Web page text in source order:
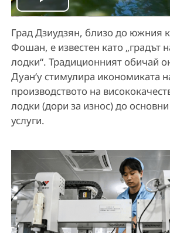
P
l
a
y
V
d
e
o
Град Дзиудзян, близо до южния
Фошан, е известен като „градът
лодки“. Традиционният обичай
Дуан‘у стимулира икономиката
производството на
лодки (дори за износ) до
услуги.